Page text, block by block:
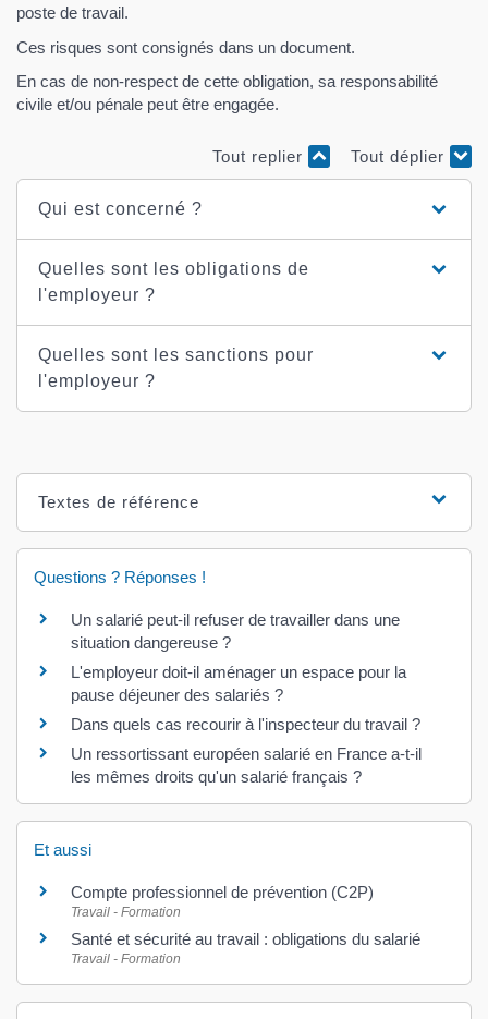
poste de travail.
Ces risques sont consignés dans un document.
En cas de non-respect de cette obligation, sa responsabilité
civile et/ou pénale peut être engagée.
Tout replier Tout déplier
Qui est concerné ?
Quelles sont les obligations de
l'employeur ?
Quelles sont les sanctions pour
l'employeur ?
Textes de référence
Questions ? Réponses !
Un salarié peut-il refuser de travailler dans une
situation dangereuse ?
L'employeur doit-il aménager un espace pour la
pause déjeuner des salariés ?
Dans quels cas recourir à l'inspecteur du travail ?
Un ressortissant européen salarié en France a-t-il
les mêmes droits qu'un salarié français ?
Et aussi
Compte professionnel de prévention (C2P)
Travail - Formation
Santé et sécurité au travail : obligations du salarié
Travail - Formation